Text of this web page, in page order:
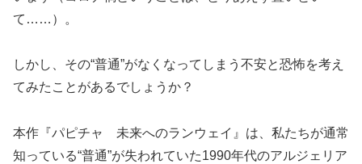
て……）。
しかし、その“普通”がなくなってしまう不安と恐怖を考え
てみたことがあるでしょうか？
本作『パピチャ 未来へのランウェイ』は、私たちが通常
知っている“普通”が失われていた1990年代のアルジェリア